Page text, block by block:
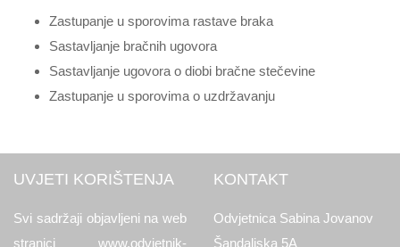
Zastupanje u sporovima rastave braka
Sastavljanje bračnih ugovora
Sastavljanje ugovora o diobi bračne stečevine
Zastupanje u sporovima o uzdržavanju
UVJETI KORIŠTENJA
Svi sadržaji objavljeni na web
stranici www.odvjetnik-
KONTAKT
Odvjetnica Sabina Jovanov
Šandaljska 5A